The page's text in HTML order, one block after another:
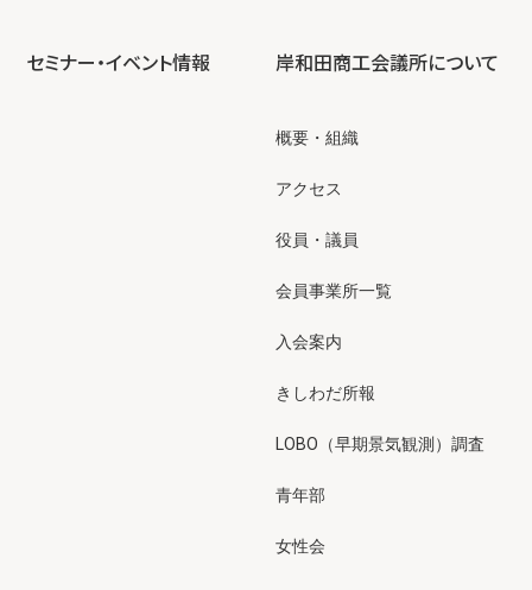
セミナー・イベント情報 岸和田商工会議所について
概要・組織
アクセス
役員・議員
会員事業所一覧
入会案内
きしわだ所報
LOBO（早期景気観測）調査
青年部
女性会